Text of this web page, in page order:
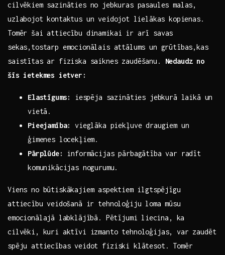
cilvēkiem sazināties no ⁢jebkuras pasaules malas,‍
uzlabojot kontaktus‍ un ⁢veidojot ⁢lielākas kopienas.
Tomēr šai attiecību dinamikai ir arī savas
sekas,tostarp emocionālais⁢ attālums un grūtības,kas
saistītas ar fiziska saiknes zaudēšanu. Nedaudz no
šīs ietekmes ietver:
Elastīgums:
⁢iespēja sazināties jebkurā laikā ‍un
vietā.
Pieejamība:
‍vieglāka​ piekļuve draugiem un
ģimenes locekļiem.
Pārplūde:
informācijas pārbagātība var radīt
komunikācijas nogurumu.
Viens no būtiskākajiem ⁢aspektiem⁤ ilgtspējīgu
attiecību⁢ veidošanā ir tehnoloģiju loma mūsu
emocionālajā⁤ labklājībā.⁢ Pētījumi ⁤liecina, ka‍
cilvēki, kuri‌ aktīvi izmanto tehnoloģijas, var zaudēt
spēju attiecības veidot ‌fiziski klātesot. Tomēr